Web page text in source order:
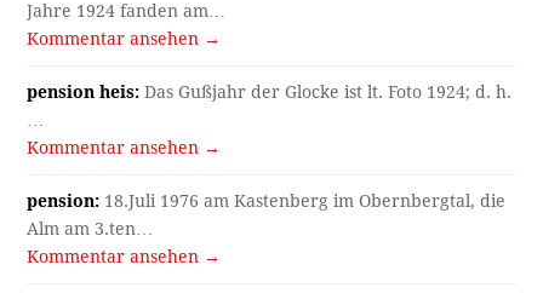
Jahre 1924 fanden am…
Kommentar ansehen →
pension heis: Das Gußjahr der Glocke ist lt. Foto 1924; d. h.
Kommentar ansehen →
pension: 18.Juli 1976 am Kastenberg im Obernbergtal, die
Alm am 3.ten…
Kommentar ansehen →